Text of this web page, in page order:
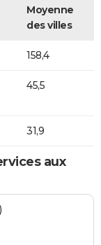
Moyenne
des villes
158,4
45,5
31,9
aux